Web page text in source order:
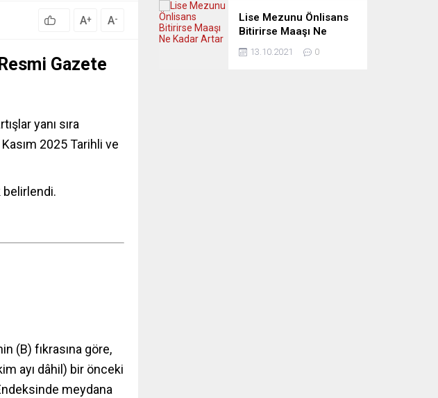
A+ A-
Gazete
yanı sıra
2025 Tarihli ve
belirlendi.
(B) fıkrasına göre,
ayı dâhil) bir önceki
meydana
Lise Mezunu Önlisans
Bitirirse Maaşı Ne
Kadar Artar
13.10.2021 0